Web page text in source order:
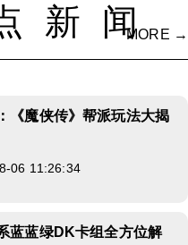
新闻
MORE →
《魔侠传》帮派玩法大揭
06 11:26:34
蓝蓝绿DK卡组全方位解